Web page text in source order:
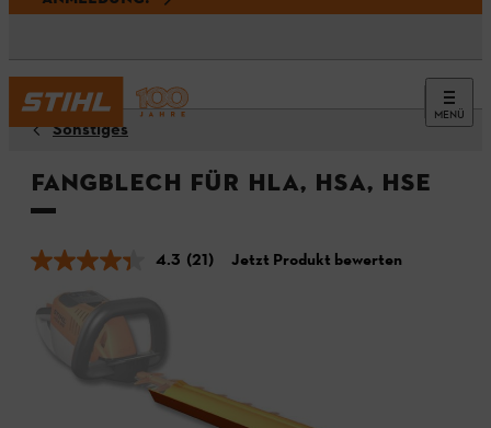
MENÜ
Sonstiges
Fangblech für HLA, HSA, HSE
4.3 (21) Jetzt Produkt bewerten